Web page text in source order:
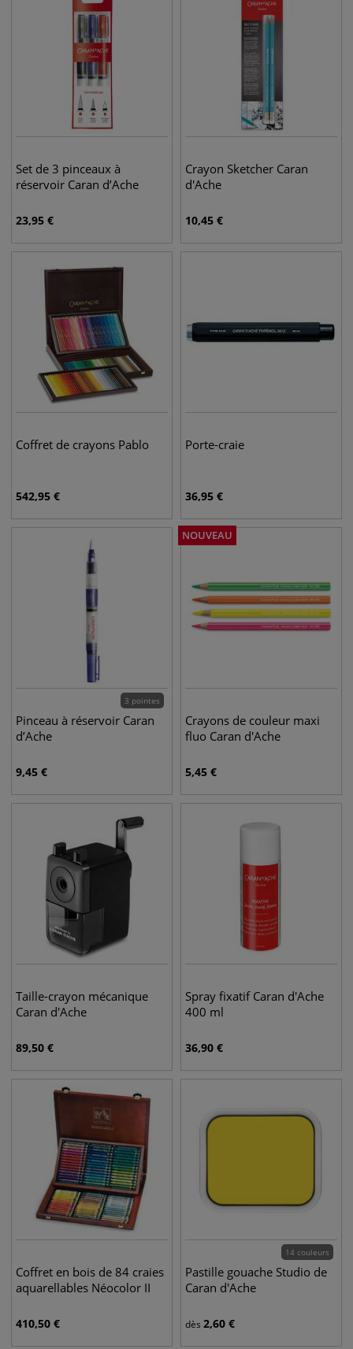
Set de 3 pinceaux à
réservoir Caran d’Ache
23,95 €
Crayon Sketcher Caran
d'Ache
10,45 €
Coffret de crayons Pablo
542,95 €
Porte-craie
36,95 €
3 pointes
Pinceau à réservoir Caran
d’Ache
9,45 €
NOUVEAU
Crayons de couleur maxi
fluo Caran d'Ache
5,45 €
Taille-crayon mécanique
Caran d'Ache
89,50 €
Spray fixatif Caran d'Ache
400 ml
36,90 €
Coffret en bois de 84 craies
aquarellables Néocolor II
410,50 €
14 couleurs
Pastille gouache Studio de
Caran d'Ache
dès 2,60 €